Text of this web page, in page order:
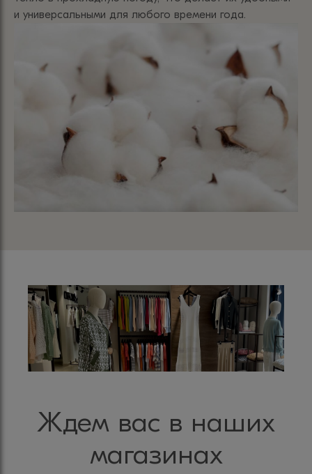
и универсальными для любого времени года.
Ждем вас в наших
магазинах